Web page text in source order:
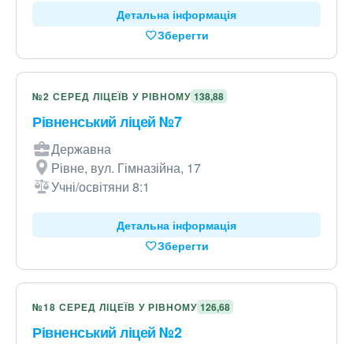
Детальна інформація
Зберегти
№2 СЕРЕД ЛІЦЕЇВ У РІВНОМУ 138,88
Рівненський ліцей №7
Державна
Рівне, вул. Гімназійна, 17
Учні/освітяни 8:1
Детальна інформація
Зберегти
№18 СЕРЕД ЛІЦЕЇВ У РІВНОМУ 126,68
Рівненський ліцей №2